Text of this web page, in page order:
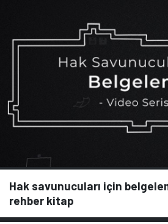
Hak savunucuları için
rehber kitap